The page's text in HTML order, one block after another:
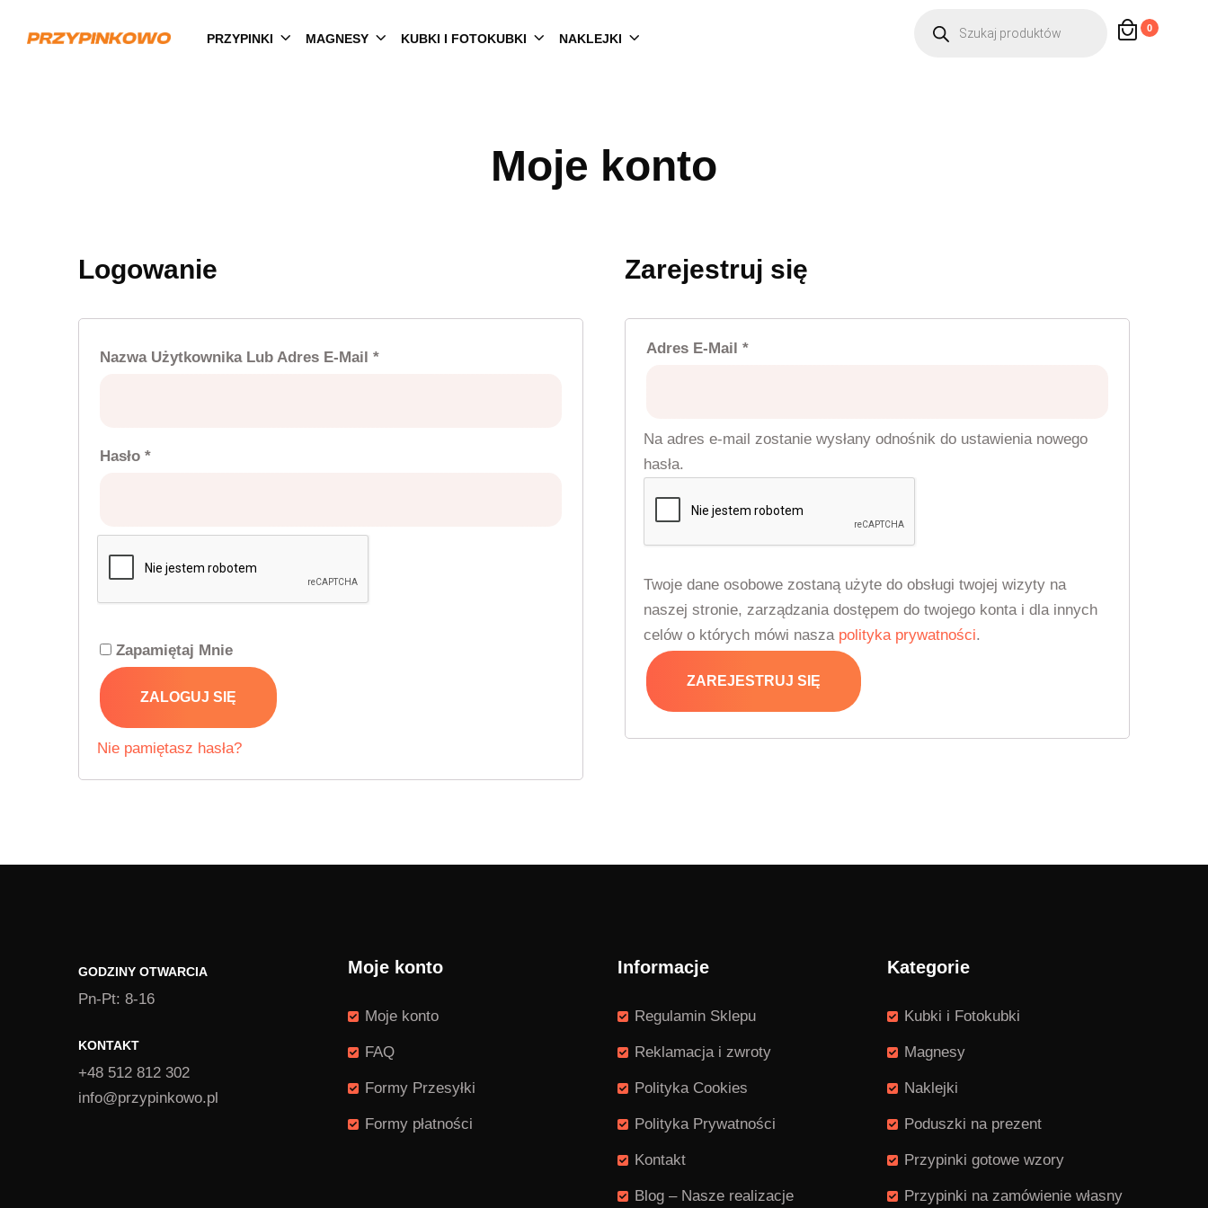
PRZYPINKI MAGNESY KUBKI I FOTOKUBKI NAKLEJKI
produktów
0
Moje konto
Logowanie
Nazwa Użytkownika Lub Adres E-Mail *Wymagane
Hasło *Wymagane
Zapamiętaj Mnie
ZALOGUJ SIĘ
Nie pamiętasz hasła?
Zarejestruj się
Adres E-Mail*Wymagane
Na adres e-mail zostanie wysłany odnośnik do ustawienia nowego
hasła.
Twoje dane osobowe zostaną użyte do obsługi twojej wizyty na
naszej stronie, zarządzania dostępem do twojego konta i dla innych
celów o których mówi nasza polityka prywatności.
ZAREJESTRUJ SIĘ
GODZINY OTWARCIA
Pn-Pt: 8-16
KONTAKT
+48 512 812 302
info@przypinkowo.pl
Moje konto
Moje konto
FAQ
Formy Przesyłki
Formy płatności
Informacje
Regulamin Sklepu
Reklamacja i zwroty
Polityka Cookies
Polityka Prywatności
Kontakt
Blog – Nasze realizacje
Kategorie
Kubki i Fotokubki
Magnesy
Naklejki
Poduszki na prezent
Przypinki gotowe wzory
Przypinki na zamówienie własny